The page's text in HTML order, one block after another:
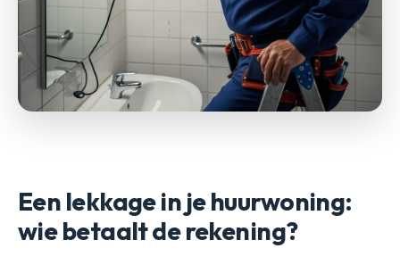
Een lekkage in je huurwoning:
wie betaalt de rekening?